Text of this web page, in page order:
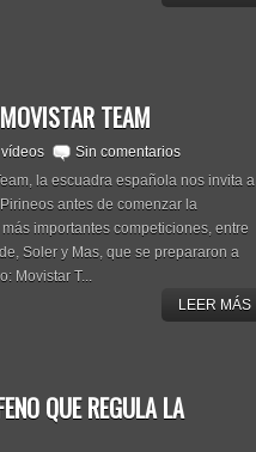
TEAM
vídeos
Sin comentarios
la escuadra española nos invita a
antes de comenzar la
importantes competiciones, entre
Soler y Mas, que se prepararon a
Movistar T...
LEER MÁS
QUE REGULA LA